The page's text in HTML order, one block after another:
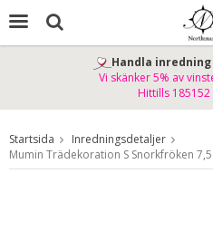
Produkten har blivit
Handla
Vi skänker 5% av
Hittills
Startsida
Inredningsdetaljer
Mumin Trädekoration S Snorkfröken 7,5